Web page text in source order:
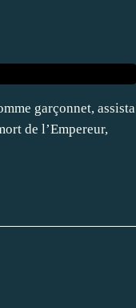
garçonnet, assista
de l’Empereur,